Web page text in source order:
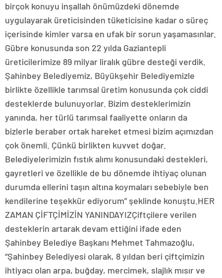
birçok konuyu inşallah önümüzdeki dönemde
uygulayarak üreticisinden tüketicisine kadar o süreç
içerisinde kimler varsa en ufak bir sorun yaşamasınlar.
Gübre konusunda son 22 yılda Gaziantepli
üreticilerimize 89 milyar liralık gübre desteği verdik.
Şahinbey Belediyemiz, Büyükşehir Belediyemizle
birlikte özellikle tarımsal üretim konusunda çok ciddi
desteklerde bulunuyorlar. Bizim desteklerimizin
yanında, her türlü tarımsal faaliyette onların da
bizlerle beraber ortak hareket etmesi bizim açımızdan
çok önemli. Çünkü birlikten kuvvet doğar.
Belediyelerimizin fıstık alımı konusundaki destekleri,
gayretleri ve özellikle de bu dönemde ihtiyaç olunan
durumda ellerini taşın altına koymaları sebebiyle ben
kendilerine teşekkür ediyorum” şeklinde konuştu.HER
ZAMAN ÇİFTÇİMİZİN YANINDAYIZÇiftçilere verilen
desteklerin artarak devam ettiğini ifade eden
Şahinbey Belediye Başkanı Mehmet Tahmazoğlu,
“Şahinbey Belediyesi olarak, 8 yıldan beri çiftçimizin
ihtiyacı olan arpa, buğday, mercimek, slajlık mısır ve